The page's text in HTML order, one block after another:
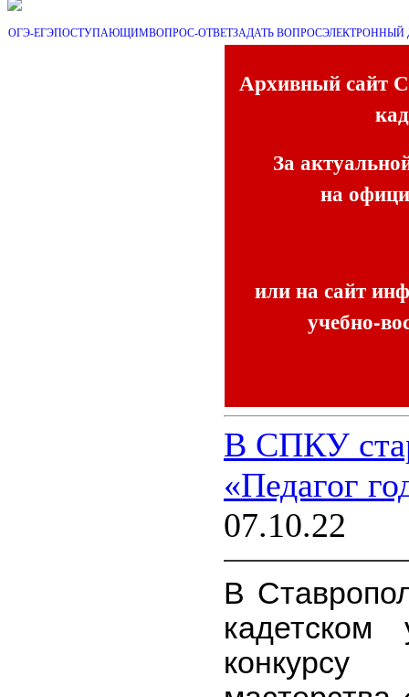
ОГЭ-ЕГЭПОСТУПАЮЩИМВОПРОС-ОТВЕТЗАДАТЬ ВОПРОСЭЛЕКТРОННЫЙ
Архивный сайт
За
на
или на сайт
учебно-
В СПКУ
«Педагог
07.10.22
В
конкурсу